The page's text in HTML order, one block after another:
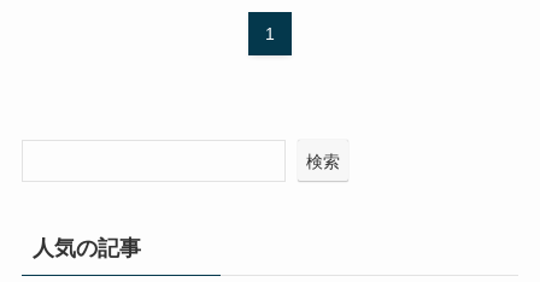
1
検索
人気の記事